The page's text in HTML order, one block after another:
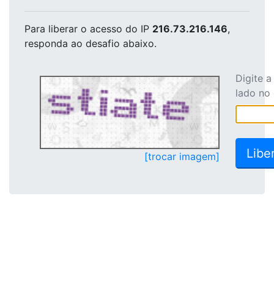
Para liberar o acesso do IP 216.73.216.146,
responda ao desafio abaixo.
[trocar imagem]
Digite
lado no